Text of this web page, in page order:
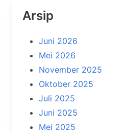
Arsip
Juni 2026
Mei 2026
November 2025
Oktober 2025
Juli 2025
Juni 2025
Mei 2025